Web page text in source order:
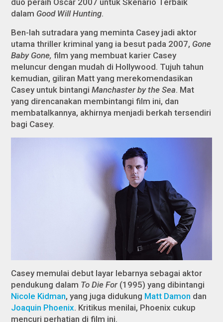
duo peraih Oscar 2007 untuk Skenario Terbaik
dalam Good Will Hunting.
Ben-lah sutradara yang meminta Casey jadi aktor
utama thriller kriminal yang ia besut pada 2007, Gone
Baby Gone,film yang membuat karier Casey
meluncur dengan mudah di Hollywood. Tujuh tahun
kemudian, giliran Matt yang merekomendasikan
Casey untuk bintangiManchaster by the Sea. Mat
yang direncanakan membintangi film ini, dan
membatalkannya, akhirnya menjadi berkah tersendiri
bagi Casey.
Casey memulai debut layar lebarnya sebagai aktor
pendukung dalam To Die For(1995) yang dibintangi
Nicole Kidman, yang juga didukung Matt Damon dan
Joaquin Phoenix. Kritikus menilai, Phoenix cukup
mencuri perhatian di film ini.